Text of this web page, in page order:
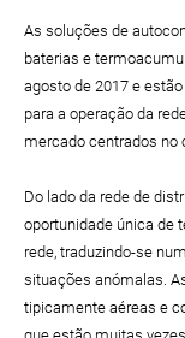
As soluções de
baterias e
agosto de 2017 e
para a operação da
mercado centrados no
Do lado da rede de
oportunidade única de
rede, traduzindo-se
situações anómalas.
tipicamente aéreas e